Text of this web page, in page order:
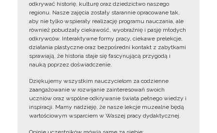
odkrywać historię, kulturę oraz dziedzictwo naszego
regionu. Nasze zajęcia zostały starannie opracowane tak,
aby nie tylko wspierały realizację programu nauczania, ale
również pobudzały ciekawość, wyobraźnię i pasję młodych
odkrywców. Interaktywne formy pracy, ciekawe prelekcje,
działania plastyczne oraz bezpośredni kontakt z zabytkami
sprawiają, że historia staje się fascynującą przygodą i
nauką poprzez doświadczenie.
Dziękujemy wszystkim nauczycielom za codzienne
zaangażowanie w rozwijanie zainteresowań swoich
uczniów oraz wspólne odkrywanie świata pełnego wiedzy i
inspiracji. Mamy nadzieję, że nasze lekcje muzealne będą
wartościowym wsparciem w Waszej pracy dydaktycznej.